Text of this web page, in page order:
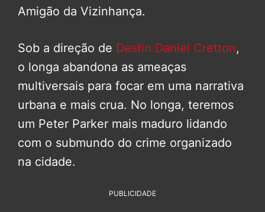
Amigão da Vizinhança.
Sob a direção de Destin Daniel Cretton,
o longa abandona as ameaças
multiversais para focar em uma narrativa
urbana e mais crua. No longa, teremos
um Peter Parker mais maduro lidando
com o submundo do crime organizado
na cidade.
PUBLICIDADE